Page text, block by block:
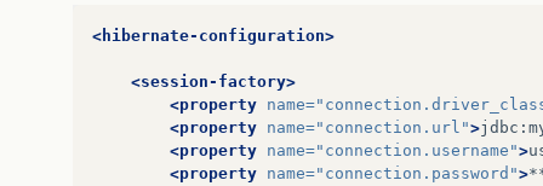
<hibernate-configuration>
<session-factory>
<property name=
<property name="connection.url">
<property name="connection.username">
<property name="connection.password">